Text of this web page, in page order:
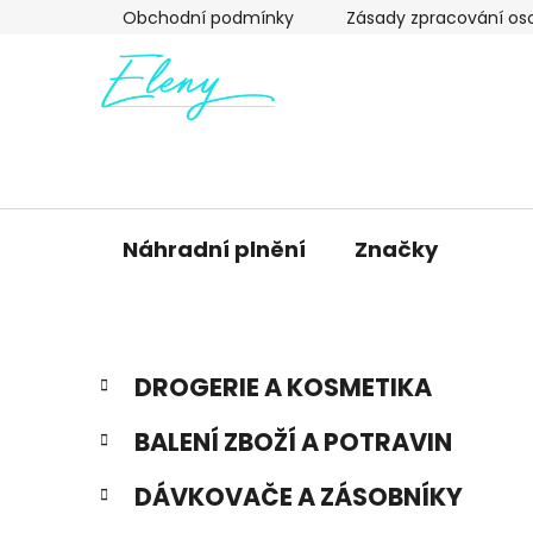
Obchodní podmínky Zásady zpracování
Náhradní plnění Značky
P
o
s
r
Přeskočit
kategorie
K
a
e
o
DROGERIE A KOSMETIKA
BALENÍ ZBOŽÍ A POTRAVIN
DÁVKOVAČE A ZÁSOBNÍKY